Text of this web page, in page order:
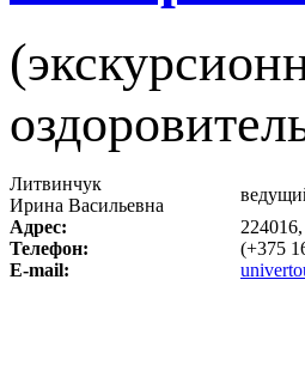
Литвинчук
Ирина Васильевна
Адрес:
Телефон:
(+375
E-mail: